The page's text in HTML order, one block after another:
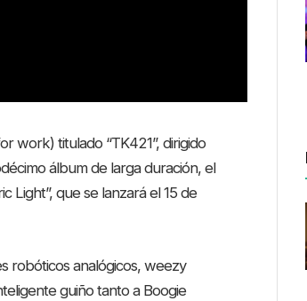
work) titulado “TK421”, dirigido
álbum de larga duración, el
Light”, que se lanzará el 15 de
robóticos analógicos, weezy
guiño tanto a Boogie